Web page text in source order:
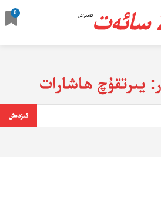
ئالدىراش
0
يىرتقۇچ ھاشارات
ئىزدەش